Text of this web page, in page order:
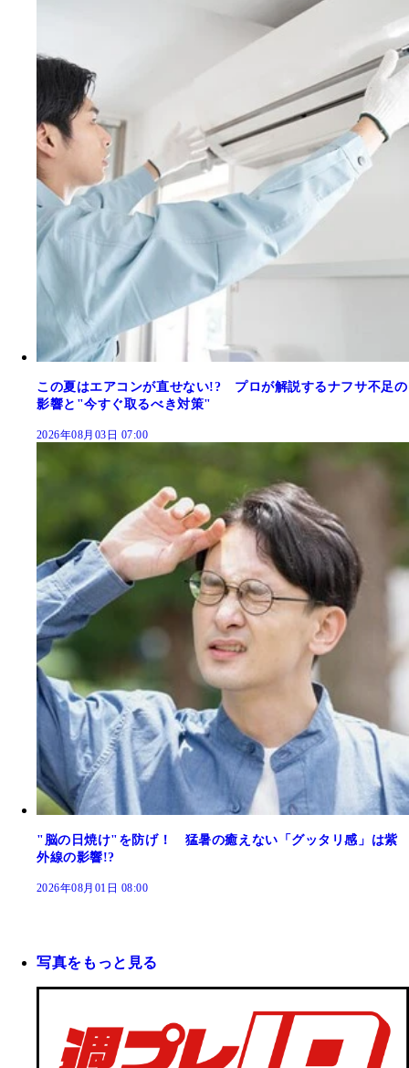
この夏はエアコンが直せない!? プロが解説するナフサ不足の
影響と"今すぐ取るべき対策"
2026年08月03日 07:00
"脳の日焼け"を防げ！ 猛暑の癒えない「グッタリ感」は紫
外線の影響!?
2026年08月01日 08:00
写真をもっと見る